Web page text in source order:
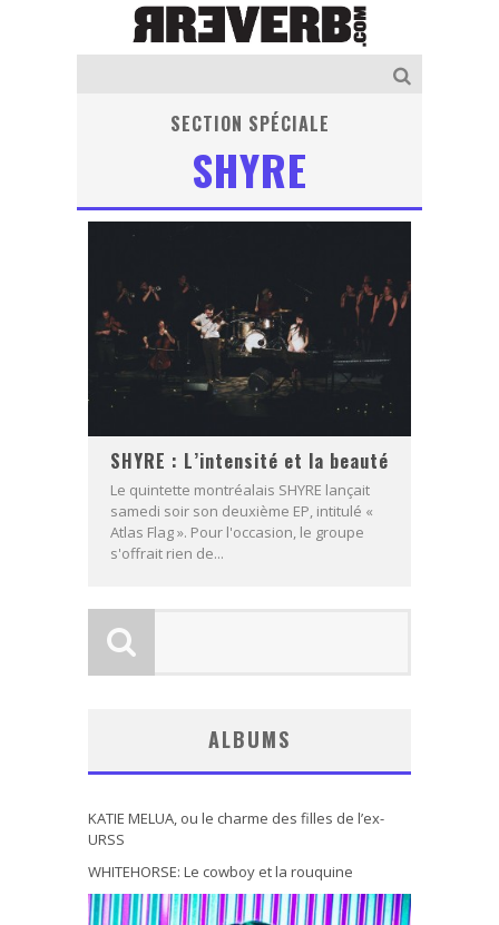
SECTION SPÉCIALE
SHYRE
SHYRE : L’intensité et la beauté
Le quintette montréalais SHYRE lançait
samedi soir son deuxième EP, intitulé «
Atlas Flag ». Pour l'occasion, le groupe
s'offrait rien de...
ALBUMS
KATIE MELUA, ou le charme des filles de l’ex-
URSS
WHITEHORSE: Le cowboy et la rouquine